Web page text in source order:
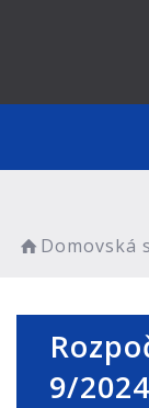
Domovská
9/2024